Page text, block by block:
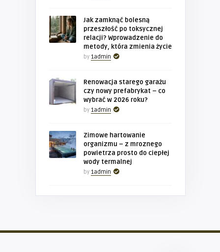
Jak zamknąć bolesną
przeszłość po toksycznej
relacji? Wprowadzenie do
metody, która zmienia życie
by 1admin
Renowacja starego garażu
czy nowy prefabrykat – co
wybrać w 2026 roku?
by 1admin
Zimowe hartowanie
organizmu – z mroznego
powietrza prosto do ciepłej
wody termalnej
by 1admin